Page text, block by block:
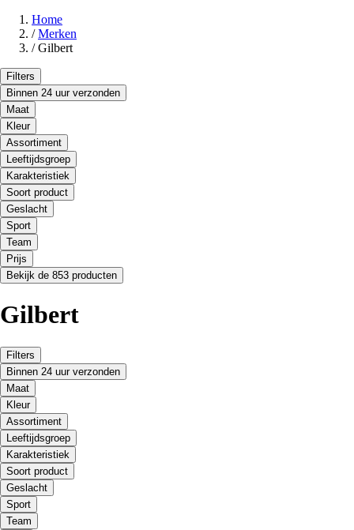
Home
/ Merken
/ Gilbert
Filters
Binnen 24 uur verzonden
Maat
Kleur
Assortiment
Leeftijdsgroep
Karakteristiek
Soort product
Geslacht
Sport
Team
Prijs
Bekijk de 853 producten
Gilbert
Filters
Binnen 24 uur verzonden
Maat
Kleur
Assortiment
Leeftijdsgroep
Karakteristiek
Soort product
Geslacht
Sport
Team